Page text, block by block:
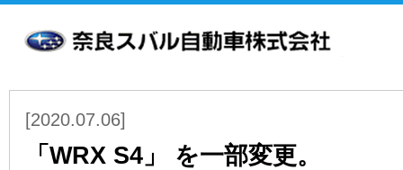
お客様本位の業務運営方針 クッキ
[2020.07.06]
「WRX S4」 を一部変更。